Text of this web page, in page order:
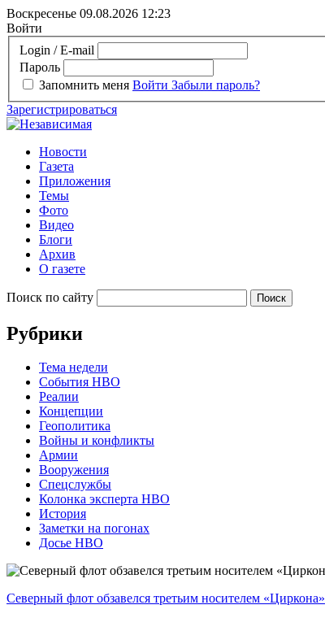
Воскресенье 09.08.2026 12:23
Войти
Login / E-mail
Пароль
Запомнить меня Войти Забыли пароль?
Зарегистрироваться
Новости
Газета
Приложения
Темы
Фото
Видео
Блоги
Архив
О газете
Поиск по сайту
Рубрики
Тема недели
События НВО
Реалии
Концепции
Геополитика
Войны и конфликты
Армии
Вооружения
Спецслужбы
Колонка эксперта НВО
История
Заметки на погонах
Досье НВО
Северный флот обзавелся третьим носителем «Циркона»